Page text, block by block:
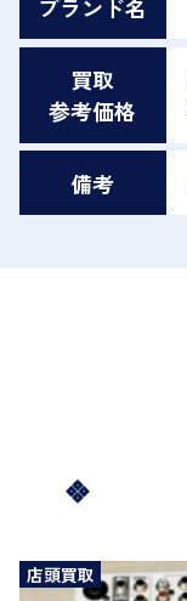
ブランド名
買取
参考価格
備考
店頭買取